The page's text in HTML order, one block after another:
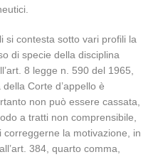
si contesta sotto vari profili la
di specie della disciplina
8 legge n. 590 del 1965,
Corte d’appello è
non può essere cassata,
a tratti non comprensibile,
la motivazione, in
384, quarto comma,